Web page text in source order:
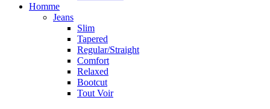
Homme
Jeans
Slim
Tapered
Regular/Straight
Comfort
Relaxed
Bootcut
Tout Voir